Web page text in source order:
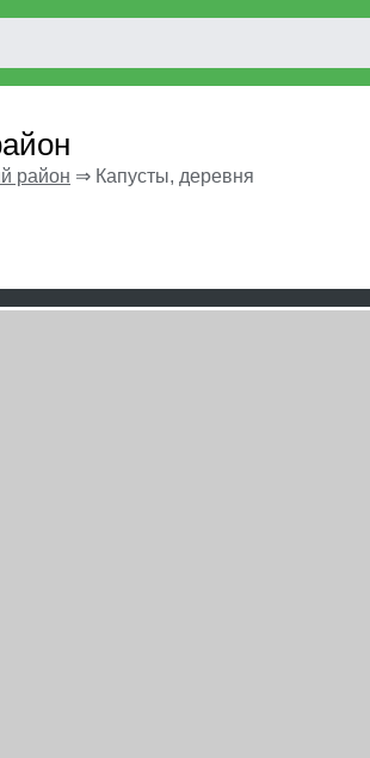
район ⇒ Капусты, деревня